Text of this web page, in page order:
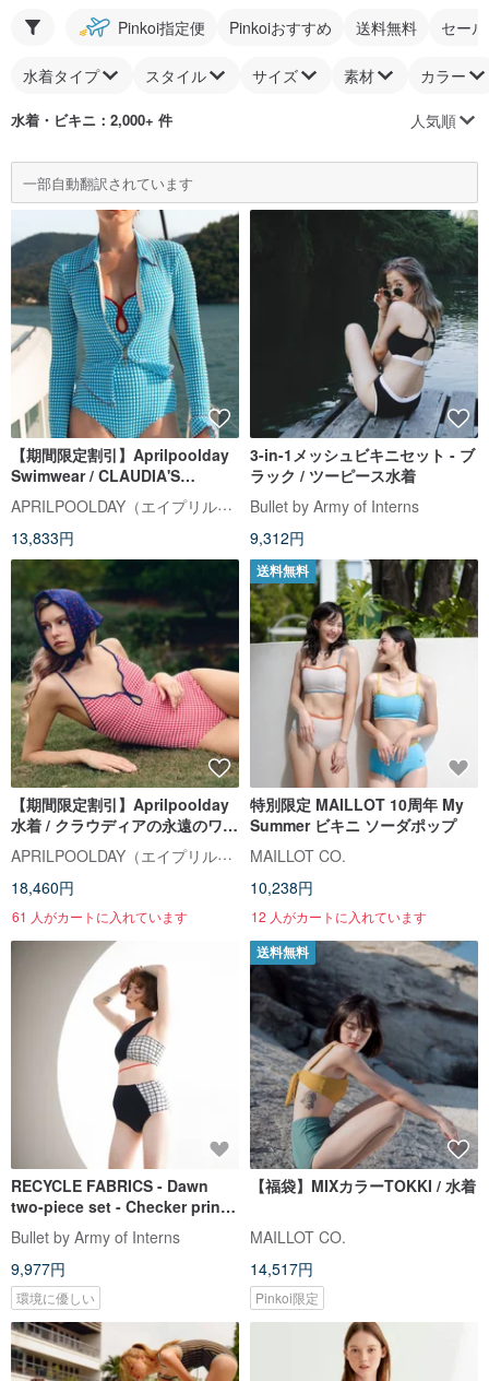
Pinkoi指定便
Pinkoiおすすめ 送料無料 セー
水着タイプ スタイル サイズ 素材 カラー
水着・ビキニ ：2,000+ 件 人気順
一部自動翻訳されています
【期間限定割引】Aprilpoolday
Swimwear / CLAUDIA'S
FOREVER JACKET / Blue
Gingham
APRILPOOLDAY（エイプリルプールデイ）
13,833円
3-in-1メッシュビキニセット - ブ
ラック / ツーピース水着
Bullet by Army of Interns
9,312円
【期間限定割引】Aprilpoolday
水着 / クラウディアの永遠のワン
ピース水着
APRILPOOLDAY（エイプリルプールデイ）
18,460円
61 人がカートに入れています
送料無料
特別限定 MAILLOT 10周年 My
Summer ビキニ ソーダポップ
MAILLOT CO.
10,238円
12 人がカートに入れています
RECYCLE FABRICS - Dawn
two-piece set - Checker print /
swimwear 032CHEC
Bullet by Army of Interns
9,977円
環境に優しい
送料無料
【福袋】MIXカラーTOKKI / 水着
MAILLOT CO.
14,517円
Pinkoi限定